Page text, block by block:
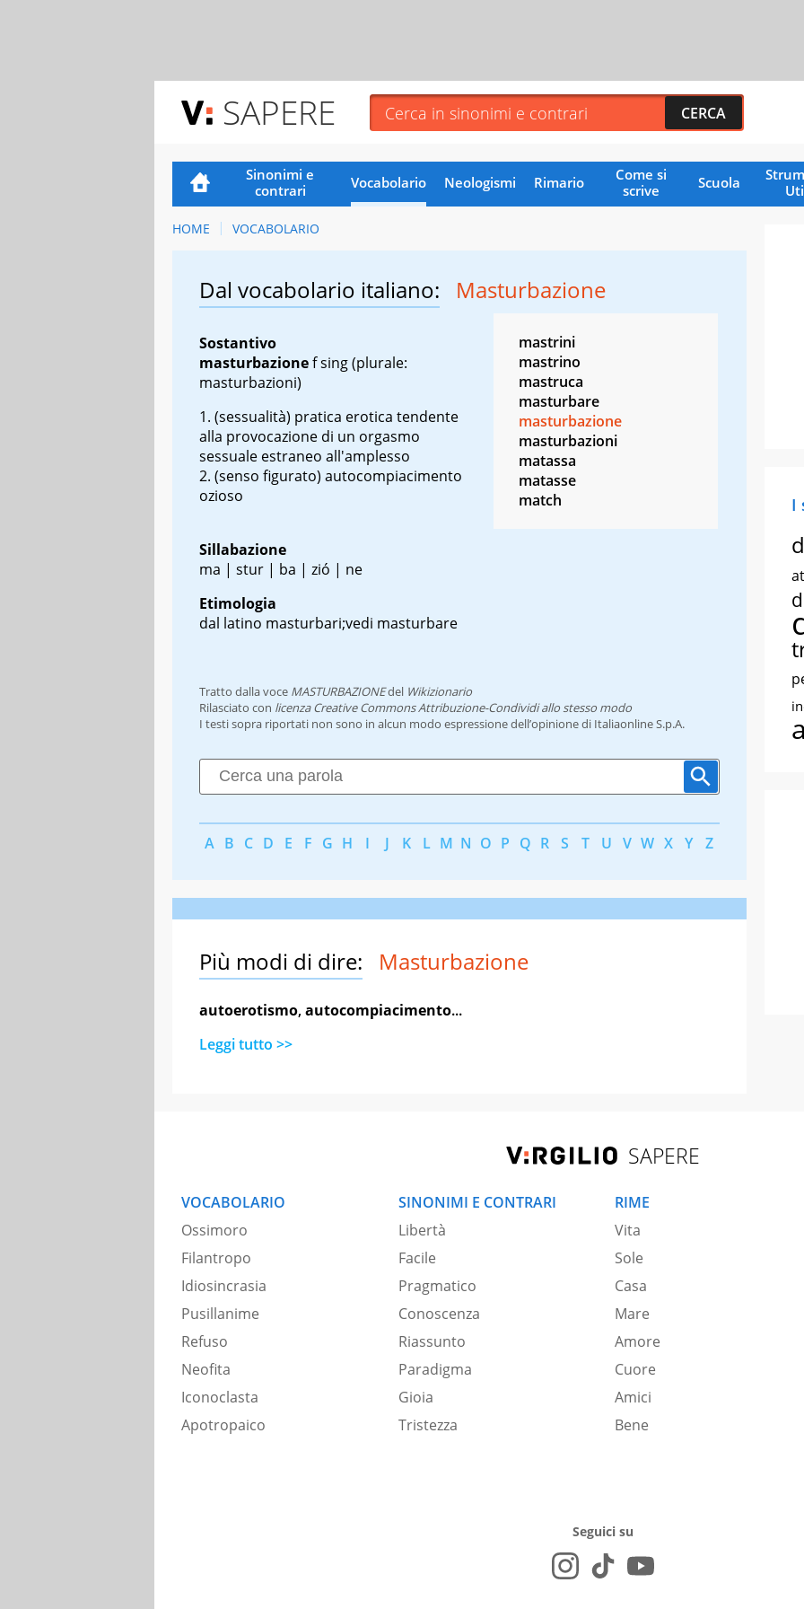
SAPERE
Sinonimi e
contrari
Vocabolario Neologismi Rimario
Come si
scrive
Scuola
HOME VOCABOLARIO
Dal vocabolario italiano: Masturbazione
Sostantivo
masturbazionef sing(plurale:
masturbazioni)
(sessualità) pratica erotica tendente
alla provocazione di un orgasmo
sessuale estraneo all'amplesso
(senso figurato) autocompiacimento
ozioso
Sillabazione
ma | stur | ba | zió | ne
Etimologia
dal latino masturbari;vedi masturbare
mastrini
mastrino
mastruca
masturbare
masturbazione
masturbazioni
matassa
matasse
match
Tratto dalla voce MASTURBAZIONEdel Wikizionario
Rilasciato con licenza Creative Commons Attribuzione-Condividi allo stesso modo
I testi sopra riportati non sono in alcun modo espressione dell’opinione di Italiaonline S.p.A.
A B C D E F G H I J K L M N O P Q R S T U V W X Y Z
Più modi di dire: Masturbazione
autoerotismo,autocompiacimento...
Leggi tutto >>
I
SAPERE
VOCABOLARIO
Ossimoro
Filantropo
Idiosincrasia
Pusillanime
Refuso
Neofita
Iconoclasta
Apotropaico
SINONIMI E CONTRARI
Libertà
Facile
Pragmatico
Conoscenza
Riassunto
Paradigma
Gioia
Tristezza
RIME
Vita
Sole
Casa
Mare
Amore
Cuore
Amici
Bene
Seguici su